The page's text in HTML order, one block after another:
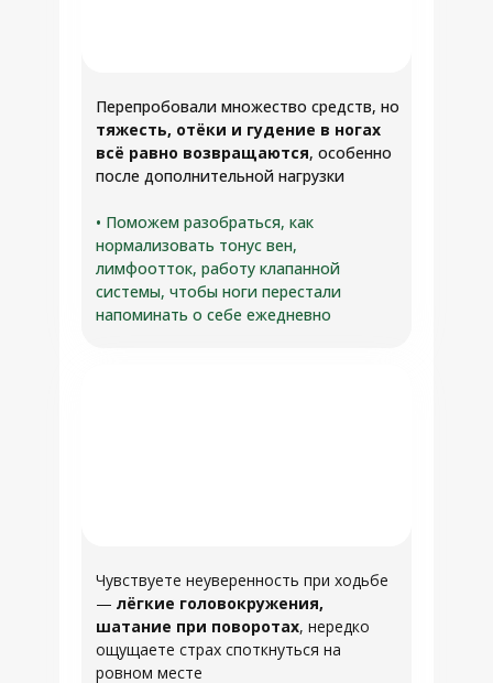
Перепробовали множество средств, но
тяжесть, отёки и гудение в ногах
всё равно возвращаются, особенно
после дополнительной нагрузки
• Поможем разобраться, как
нормализовать тонус вен,
лимфоотток, работу клапанной
системы, чтобы ноги перестали
напоминать о себе ежедневно
Чувствуете неуверенность при ходьбе
— лёгкие головокружения,
шатание при поворотах, нередко
ощущаете страх споткнуться на
ровном месте